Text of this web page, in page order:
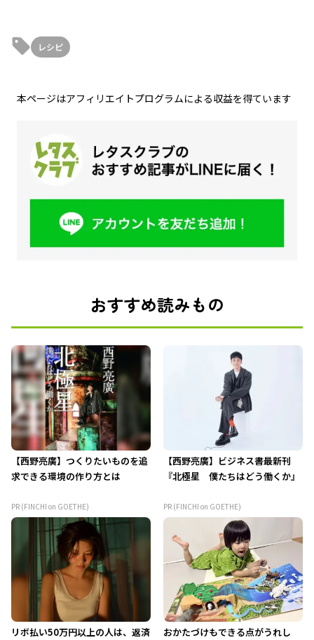
レシピ
本ページはアフィリエイトプログラムによる収益を得ています
おすすめ読みもの
【西野亮廣】つくりたいものを追
求できる環境の作り方とは
PR (FINCHI on GOETHE)
【西野亮廣】ビジネス書最新刊
『北極星 僕たちはどう働くか』
PR (FINCHI on GOETHE)
リボ払い50万円以上の人は、返済
おかたづけもできる点がうれし